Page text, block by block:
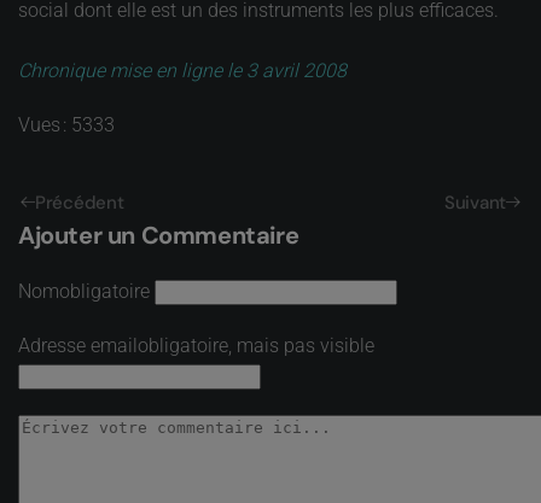
social dont elle est un des instruments les plus efficaces.
Chronique mise en ligne le 3 avril 2008
Vues : 5333
Précédent Suivant
Ajouter un Commentaire
Nomobligatoire
Adresse emailobligatoire, mais pas visible